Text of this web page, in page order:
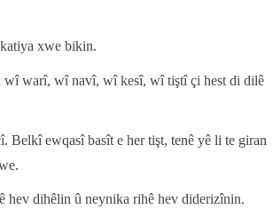
xwe bikin.
wî warî, wî navî, wî kesî, wî tiştî çi hest di dilê
ewqasî basît e her tişt, tenê yê li te giran
hev dihêlin û neynika rihê hev diderizînin.